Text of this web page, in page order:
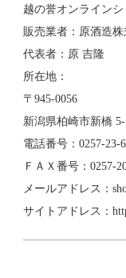
越の誉オンライン
販売業者：原酒造株
代表者：原 吉隆
所在地：
〒945-0056
新潟県柏崎市新橋
電話番号：0257-23-
ＦＡＸ番号：0257-
メールアドレス：
サイトアドレス：